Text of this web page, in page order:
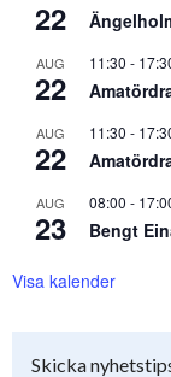
22
AUG
22
11:30 -
AUG
22
11:30 -
AUG
23
08:00 -
Bengt
Visa kalender
Skicka